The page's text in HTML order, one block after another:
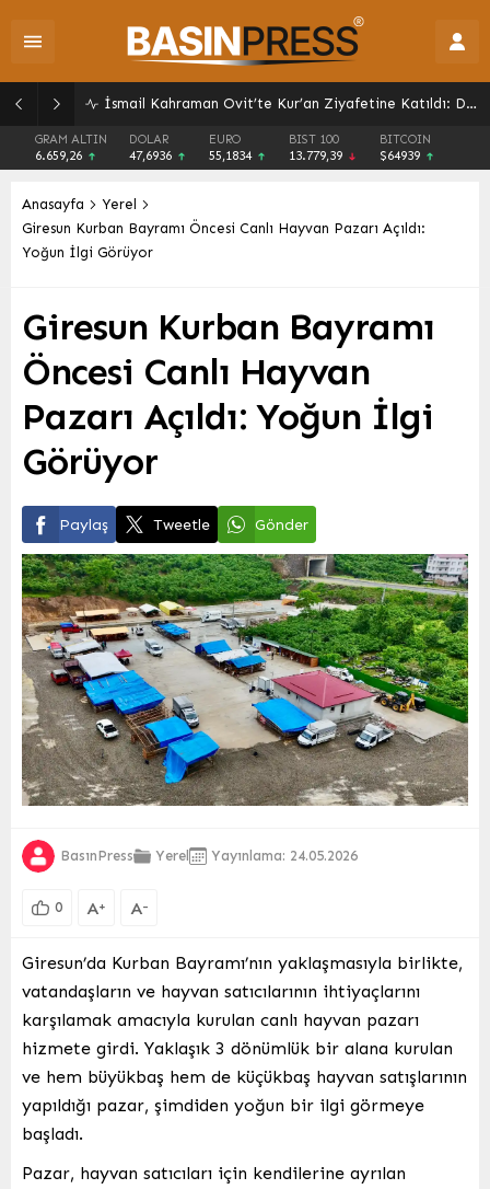
İsmail Kahraman Ovit’te Kur’an Ziyafetine Katıldı: Dualarla Sona Erdi
GRAM ALTIN
6.659,26
DOLAR
47,6936
EURO
55,1834
BIST 100
13.779,39
BITCOIN
$64939
Anasayfa
Yerel
Giresun Kurban Bayramı Öncesi Canlı Hayvan Pazarı Açıldı:
Yoğun İlgi Görüyor
Giresun Kurban Bayramı
Öncesi Canlı Hayvan
Pazarı Açıldı: Yoğun İlgi
Görüyor
Paylaş Tweetle Gönder
BasınPress Yerel Yayınlama: 24.05.2026
0 A+ A-
Giresun’da Kurban Bayramı’nın yaklaşmasıyla birlikte,
vatandaşların ve hayvan satıcılarının ihtiyaçlarını
karşılamak amacıyla kurulan canlı hayvan pazarı
hizmete girdi. Yaklaşık 3 dönümlük bir alana kurulan
ve hem büyükbaş hem de küçükbaş hayvan satışlarının
yapıldığı pazar, şimdiden yoğun bir ilgi görmeye
başladı.
Pazar, hayvan satıcıları için kendilerine ayrılan